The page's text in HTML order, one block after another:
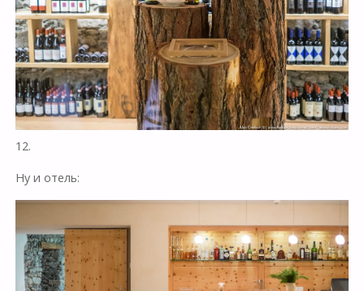
12.
Ну и отель: